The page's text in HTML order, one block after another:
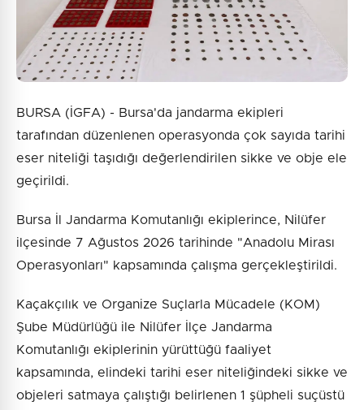
BURSA (İGFA) - Bursa'da jandarma ekipleri
tarafından düzenlenen operasyonda çok sayıda tarihi
eser niteliği taşıdığı değerlendirilen sikke ve obje ele
geçirildi.
Bursa İl Jandarma Komutanlığı ekiplerince, Nilüfer
ilçesinde 7 Ağustos 2026 tarihinde "Anadolu Mirası
Operasyonları" kapsamında çalışma gerçekleştirildi.
Kaçakçılık ve Organize Suçlarla Mücadele (KOM)
Şube Müdürlüğü ile Nilüfer İlçe Jandarma
Komutanlığı ekiplerinin yürüttüğü faaliyet
kapsamında, elindeki tarihi eser niteliğindeki sikke ve
objeleri satmaya çalıştığı belirlenen 1 şüpheli suçüstü